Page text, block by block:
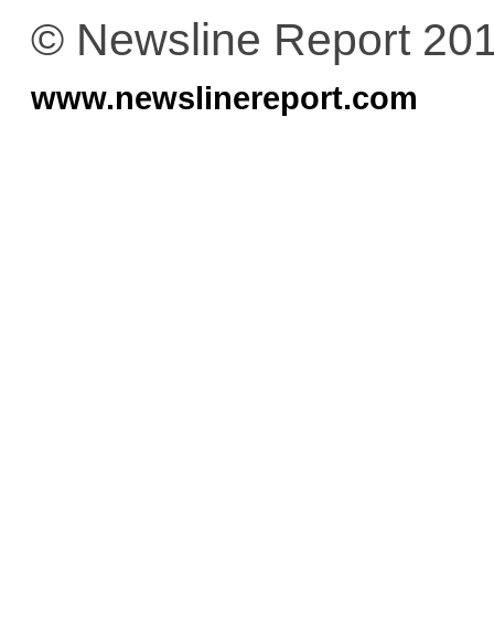
© Newsline Report
www.newslinereport.com